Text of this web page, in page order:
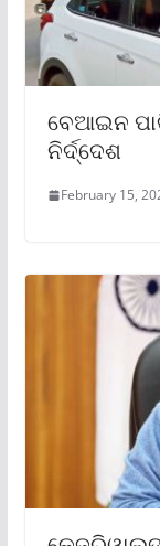
ବେଆଇନ
ନିର୍ଦ୍ଦେଶ
February 15,